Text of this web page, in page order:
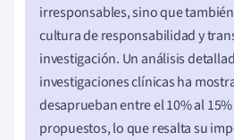
irresponsables, sino que
cultura de responsabilidad y
investigación. Un análisis
investigaciones clínicas ha
desaprueban entre el 10% al
propuestos, lo que resalta su